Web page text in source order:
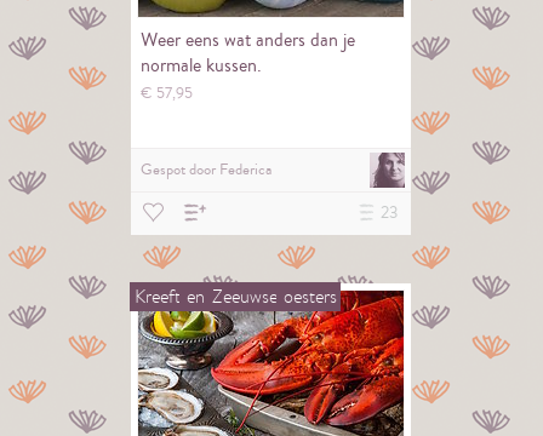
Weer eens wat anders dan je
normale kussen.
€ 57,95
Gespot door Federica
23
Kreeft en Zeeuwse oesters